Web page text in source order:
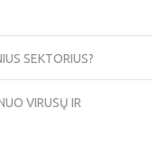
SEKTORIUS?
VIRUSŲ IR